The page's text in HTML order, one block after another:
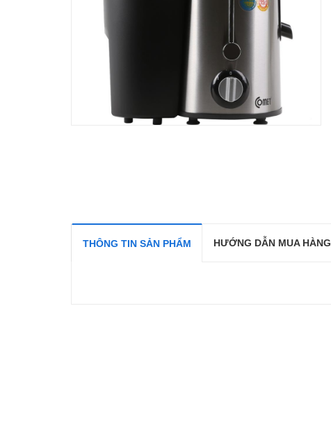
THÔNG TIN SẢN PHẨM HƯỚNG DẪN MUA HÀNG